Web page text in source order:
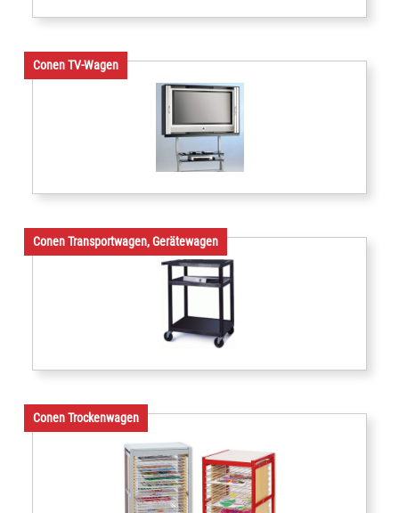
Conen TV-Wagen
Conen Transportwagen, Gerätewagen
Conen Trockenwagen